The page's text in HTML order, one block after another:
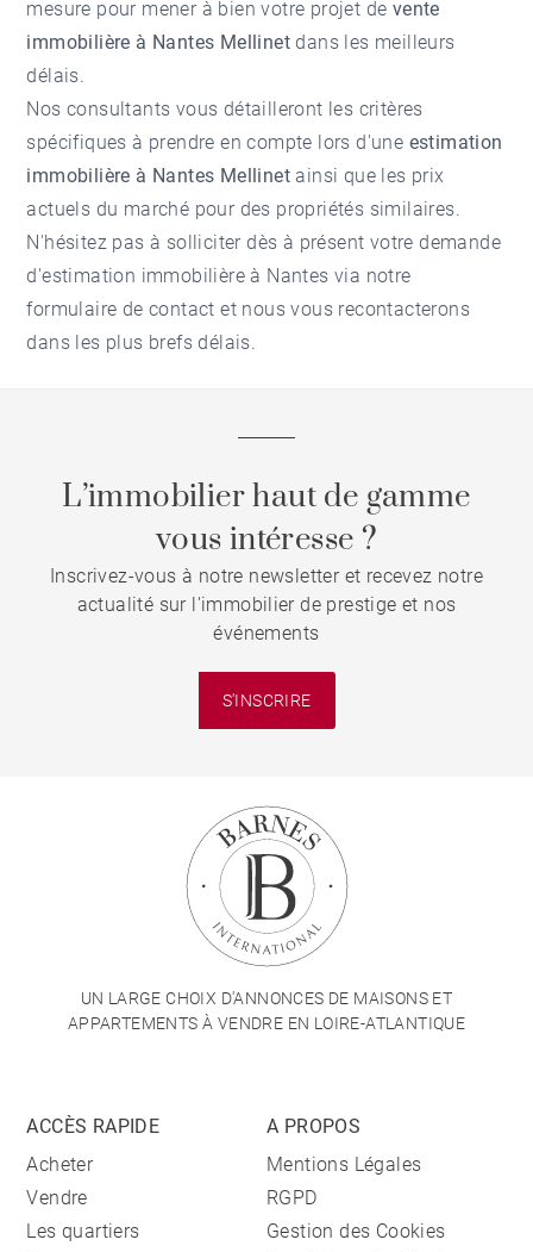
mesure pour mener à bien votre projet de vente
immobilière à Nantes Mellinet dans les meilleurs
délais.
Nos consultants vous détailleront les critères
spécifiques à prendre en compte lors d'une estimation
immobilière à Nantes Mellinet ainsi que les prix
actuels du marché pour des propriétés similaires.
N'hésitez pas à solliciter dès à présent votre demande
d'estimation immobilière à Nantes via notre
formulaire de contact et nous vous recontacterons
dans les plus brefs délais.
L’immobilier haut de gamme
vous intéresse ?
Inscrivez-vous à notre newsletter et recevez notre
actualité sur l'immobilier de prestige et nos
événements
S'INSCRIRE
UN LARGE CHOIX D'ANNONCES DE MAISONS ET
APPARTEMENTS À VENDRE EN LOIRE-ATLANTIQUE
ACCÈS RAPIDE
Acheter
Vendre
Les quartiers
A PROPOS
Mentions Légales
RGPD
Gestion des Cookies